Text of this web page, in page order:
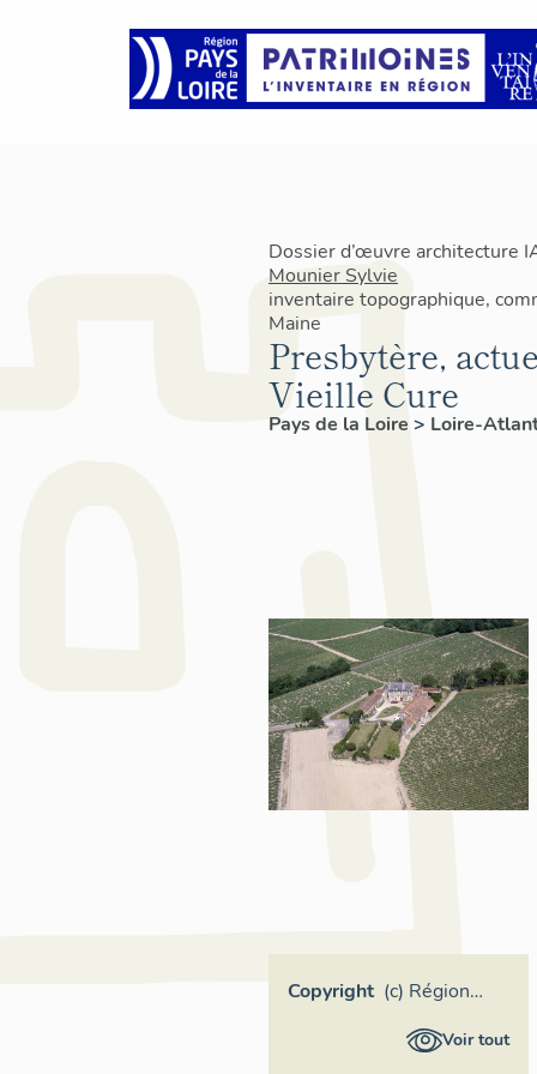
Dossier d’œuvre architecture
Mounier Sylvie
inventaire topographique,
Maine
Presbytère,
Vieille Cure
Pays de la Loire > Loire-
Copyright (c) Région
Pays de laVoir tout